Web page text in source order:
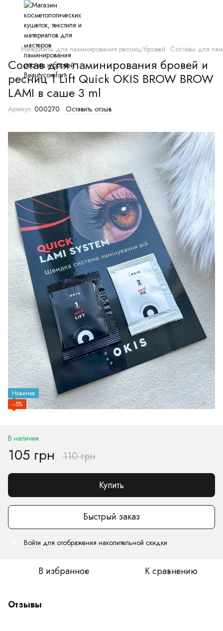
Материалы для ламинирования ресниц/бровей Составы для
Состав для ламинирования бровей и
ресниц 1 Lift Quick OKIS BROW BROW
LAMI в саше 3 ml
Артикул: 000270 Оставить отзыв
Новинка
−5%
В наличии
105 грн 110 грн
Купить
Быстрый заказ
Войти для отображения накопительной скидки
В избранное К сравнению
Отзывы